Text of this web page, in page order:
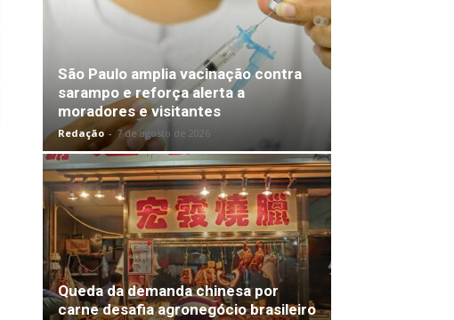
São Paulo amplia vacinação contra
sarampo e reforça alerta a
moradores e visitantes
Redação - 7 de agosto de 2026
Queda da demanda chinesa por
carne desafia agronegócio brasileiro